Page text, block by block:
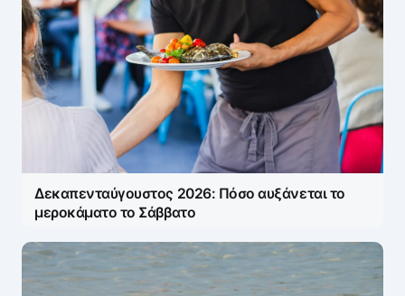
Δεκαπενταύγουστος 2026: Πόσο αυξάνεται το
μεροκάματο το Σάββατο